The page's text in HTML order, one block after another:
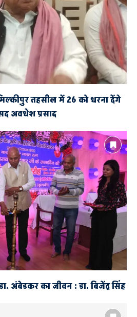
कांत पाण्डेय
तहसील में 26 को धरना देंगे
अवधेश प्रसाद
अंबेडकर का जीवन : डा. बिजेंद्र सिंह